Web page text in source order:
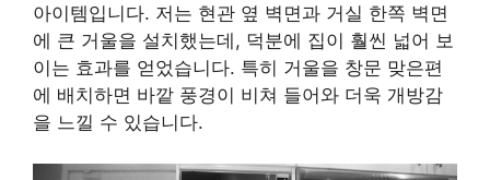
아이템입니다. 저는 현관 옆 벽면과 거실 한쪽 벽면
에 큰 거울을 설치했는데, 덕분에 집이 훨씬 넓어 보
이는 효과를 얻었습니다. 특히 거울을 창문 맞은편
에 배치하면 바깥 풍경이 비쳐 들어와 더욱 개방감
을 느낄 수 있습니다.